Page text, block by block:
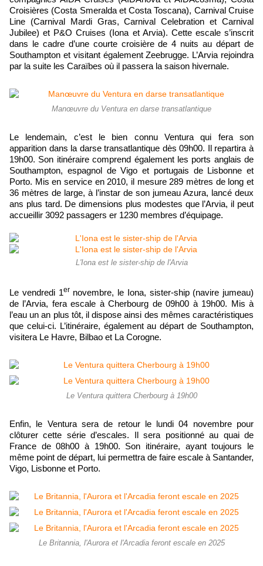
Croisières (Costa Smeralda et Costa Toscana), Carnival Cruise
Line (Carnival Mardi Gras, Carnival Celebration et Carnival
Jubilee) et P&O Cruises (Iona et Arvia). Cette escale s’inscrit
dans le cadre d’une courte croisière de 4 nuits au départ de
Southampton et visitant également Zeebrugge. L’Arvia rejoindra
par la suite les Caraïbes où il passera la saison hivernale.
Manœuvre du Ventura en darse transatlantique
Le lendemain, c’est le bien connu Ventura qui fera son
apparition dans la darse transatlantique dès 09h00. Il repartira à
19h00. Son itinéraire comprend également les ports anglais de
Southampton, espagnol de Vigo et portugais de Lisbonne et
Porto. Mis en service en 2010, il mesure 289 mètres de long et
36 mètres de large, à l’instar de son jumeau Azura, lancé deux
ans plus tard. De dimensions plus modestes que l’Arvia, il peut
accueillir 3092 passagers er 1230 membres d’équipage.
L'Iona est le sister-ship de l'Arvia
Le vendredi 1er novembre, le Iona, sister-ship (navire jumeau)
de l’Arvia, fera escale à Cherbourg de 09h00 à 19h00. Mis à
l’eau un an plus tôt, il dispose ainsi des mêmes caractéristiques
que celui-ci. L’itinéraire, également au départ de Southampton,
visitera Le Havre, Bilbao et La Corogne.
Le Ventura quittera Cherbourg à 19h00
Enfin, le Ventura sera de retour le lundi 04 novembre pour
clôturer cette série d’escales. Il sera positionné au quai de
France de 08h00 à 19h00. Son itinéraire, ayant toujours le
même point de départ, lui permettra de faire escale à Santander,
Vigo, Lisbonne et Porto.
Le Britannia, l'Aurora et l'Arcadia feront escale en 2025